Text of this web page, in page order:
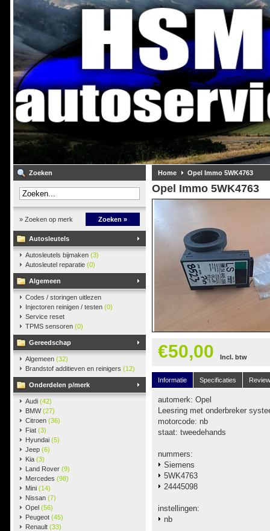
Zoeken
» Zoeken op merk Zoeken »
Autosleutels
Autosleutels bijmaken (3)
Autosleutel reparatie (0)
Algemeen
Codes / storingen uitlezen
Injectoren reinigen / testen (0)
Service reset
TPMS sensoren (0)
Gereedschap
Algemeen (32)
Brandstof additieven en reinigers (12)
Onderdelen p/merk
Audi (42)
BMW(27)
Citroen (36)
Fiat (3)
Hyundai (5)
Jeep (6)
Kia (3)
Land Rover (9)
Mercedes (98)
Mini (14)
Nissan (7)
Opel (56)
Peugeot (45)
Renault (33)
Home Opel Immo 5WK4763
Opel Immo 5WK4763
€50,00 Incl. btw
Informatie Specificaties
automerk: Opel
Leesring met onderbreker
motorcode: nb
staat: tweedehands
nummers:
Siemens
5WK4763
24445098
instellingen:
nb